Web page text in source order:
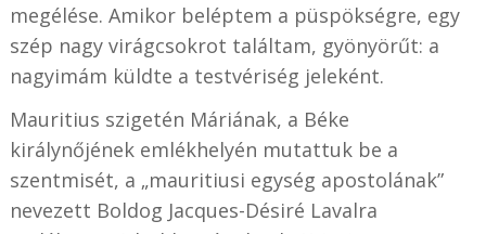
megélése. Amikor beléptem a püspökségre, egy
szép nagy virágcsokrot találtam, gyönyörűt: a
nagyimám küldte a testvériség jeleként.
Mauritius szigetén Máriának, a Béke
királynőjének emlékhelyén mutattuk be a
szentmisét, a „mauritiusi egység apostolának”
nevezett Boldog Jacques-Désiré Lavalra